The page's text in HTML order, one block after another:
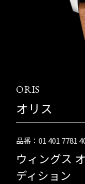
ORIS
オリス
品番：01 401 7781
ウィングス
ディション